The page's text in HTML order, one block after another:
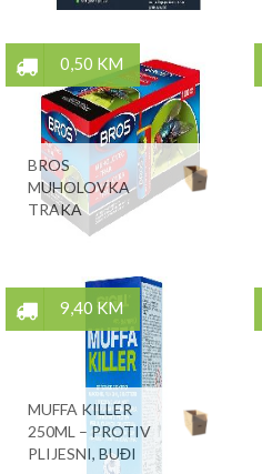
0,50 KM
BROS
MUHOLOVKA
TRAKA
9,40 KM
MUFFA KILLER
250ML – PROTIV
PLIJESNI, BUĐI